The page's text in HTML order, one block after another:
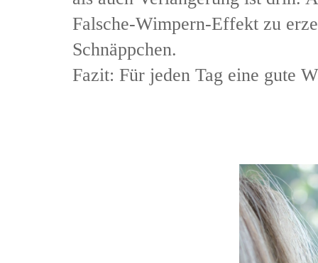
Falsche-Wimpern-Effekt zu
Schnäppchen.
Fazit: Für jeden Tag eine gute